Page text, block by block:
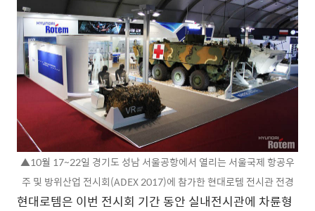
▲10월 17~22일 경기도 성남 서울공항에서 열리는 서울국제 항공우
주 및 방위산업 전시회(ADEX 2017)에 참가한 현대로템 전시관 전경
현대로템은 이번 전시회 기간 동안 실내전시관에 차륜형